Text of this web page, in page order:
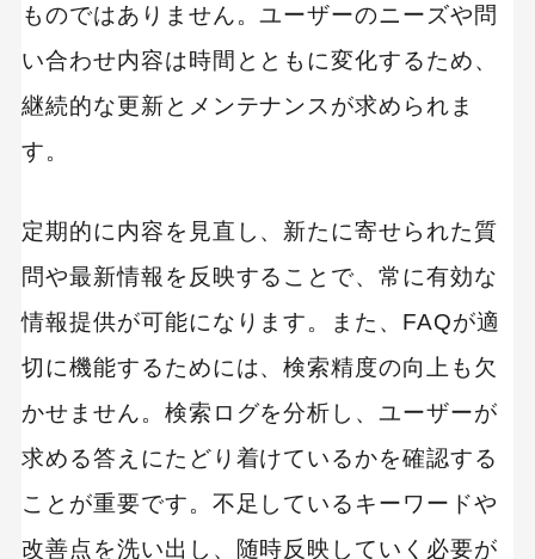
ものではありません。ユーザーのニーズや問
い合わせ内容は時間とともに変化するため、
継続的な更新とメンテナンスが求められま
す。
定期的に内容を見直し、新たに寄せられた質
問や最新情報を反映することで、常に有効な
情報提供が可能になります。また、FAQが適
切に機能するためには、検索精度の向上も欠
かせません。検索ログを分析し、ユーザーが
求める答えにたどり着けているかを確認する
ことが重要です。不足しているキーワードや
改善点を洗い出し、随時反映していく必要が